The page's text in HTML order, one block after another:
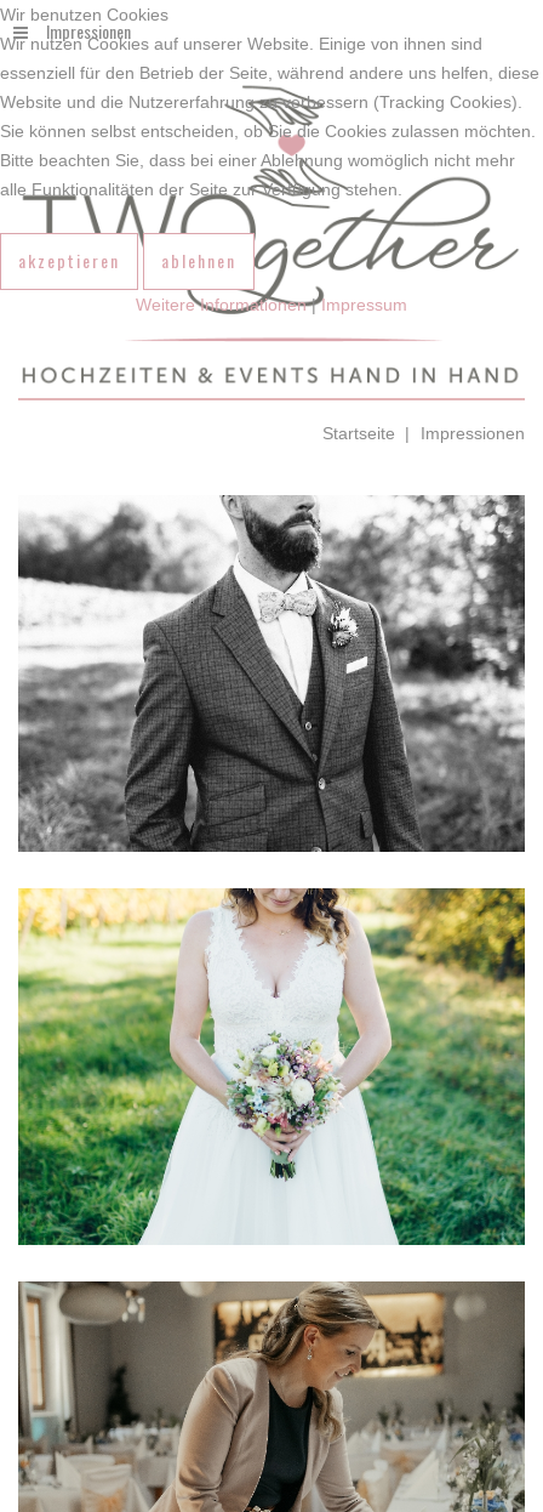
Impressionen
Startseite Impressionen
Wir benutzen Cookies
Wir nutzen Cookies auf unserer Website. Einige von ihnen sind
essenziell für den Betrieb der Seite, während andere uns helfen, diese
Website und die Nutzererfahrung zu verbessern (Tracking Cookies).
Sie können selbst entscheiden, ob Sie die Cookies zulassen möchten.
Bitte beachten Sie, dass bei einer Ablehnung womöglich nicht mehr
alle Funktionalitäten der Seite zur Verfügung stehen.
akzeptieren ablehnen
Weitere Informationen|Impressum